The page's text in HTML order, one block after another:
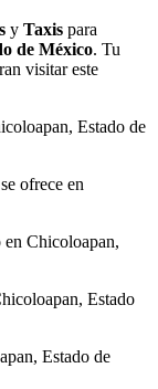
y Taxis para
de México. Tu
visitar este
Estado de
ofrece en
en Chicoloapan,
Estado
Estado de